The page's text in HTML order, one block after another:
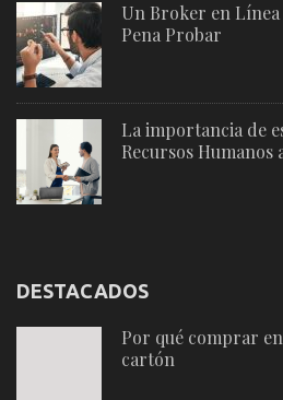
Un Broker en
Pena Probar
La importancia de
Recursos
DESTACADOS
Por qué comprar
cartón